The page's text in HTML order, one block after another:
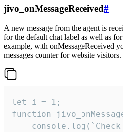
jivo_onMessageReceived#
A new message from the agent is
for the default chat label as well as
example, with onMessageReceived
messages counter for website visitors.
let i = 1;
function